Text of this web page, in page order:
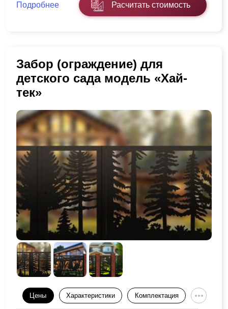
Подробнее Расчитать стоимость
Забор (ограждение) для
детского сада модель «Хай-
тек»
Цены Характеристики Комплектация